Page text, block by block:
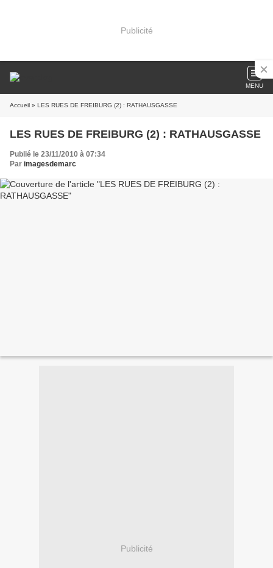
Publicité
MENU
Accueil » LES RUES DE FREIBURG (2) : RATHAUSGASSE
LES RUES DE FREIBURG (2) : RATHAUSGASSE
Publié le 23/11/2010 à 07:34
Par imagesdemarc
Publicité